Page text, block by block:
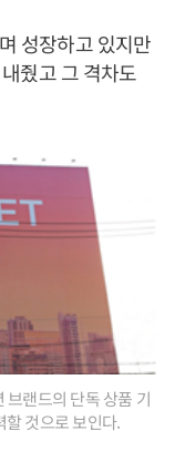
성장하고 있지만
줬고 그 격차도
랜드의 단독 상품 기
것으로 보인다.